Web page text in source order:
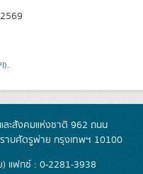
).
ะสังคมแห่งชาติ 962 ถนน
าบศัตรูพ่าย กรุงเทพฯ 10100
แฟกซ์ : 0-2281-3938